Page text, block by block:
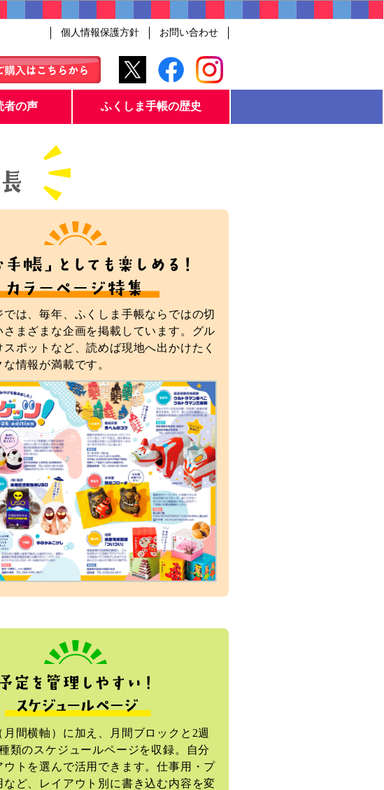
個人情報保護方針 お問い合わせ
者の声 ふくしま手帳の歴史
では、毎年、ふくしま手帳ならではの切
さまざまな企画を掲載しています。グル
スポットなど、読めば現地へ出かけたく
情報が満載です。
間横軸）に加え、月間ブロックと2週
類のスケジュールページを収録。自分
ウトを選んで活用できます。仕事用・プ
など、レイアウト別に書き込む内容を変